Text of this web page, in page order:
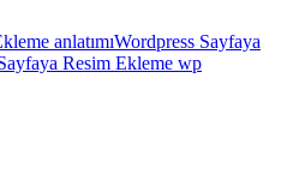
anlatımıWordpress Sayfaya
Resim Ekleme wp